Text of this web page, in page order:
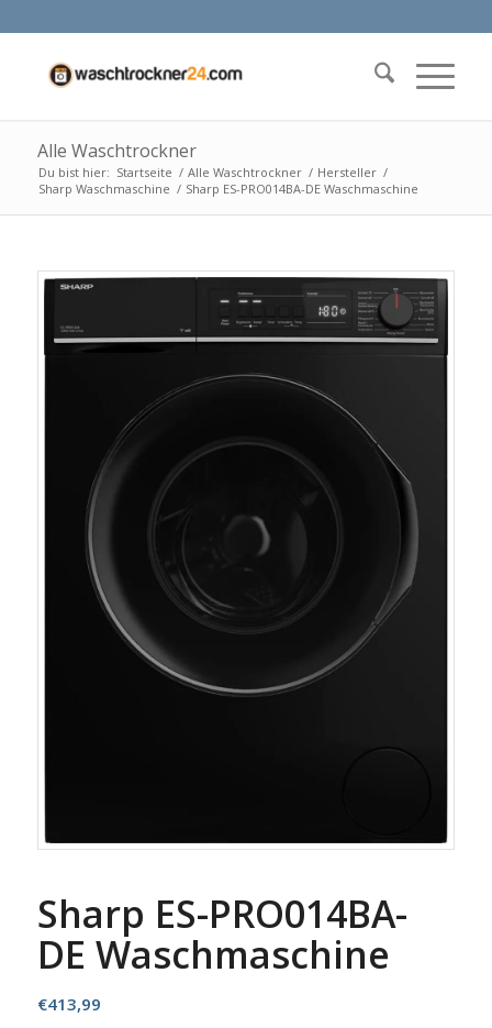
Alle Waschtrockner
Du bist hier: Startseite / Alle Waschtrockner / Hersteller /
Sharp Waschmaschine / Sharp ES-PRO014BA-DE Waschmaschine
Sharp ES-PRO014BA-
DE Waschmaschine
€413,99